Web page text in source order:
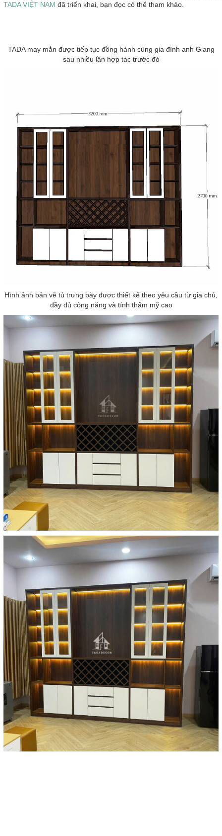
TADA VIỆT NAM đã triển khai, bạn đọc có thể tham khảo.
TADA may mắn được tiếp tục đồng hành cùng gia đình anh Giang
sau nhiều lần hợp tác trước đó
Hình ảnh bản vẽ tủ trưng bày được thiết kế theo yêu cầu từ gia chủ,
đầy đủ công năng và tính thẩm mỹ cao